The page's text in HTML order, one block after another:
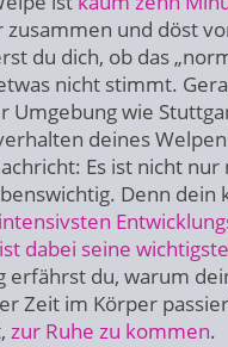
zusammen und döst
du dich, ob das
nicht stimmt.
Umgebung wie
deines
Es ist nicht
Denn
intensivsten
dabei seine
erfährst du, warum
Zeit im Körper
zur Ruhe zu kommen.